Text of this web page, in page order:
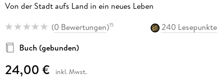
Von der Stadt aufs Land in ein neues Leben
(0 Bewertungen)15
240 Lesepunkte
Buch (gebunden)
24,00 € inkl. Mwst.